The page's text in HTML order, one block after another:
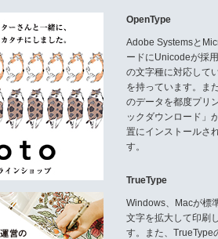
OpenType
Adobe Systemsと
ードにUnicodeが採
の文字種に対応して
を持っています。ま
のデータを都度プリ
ックダウンロード」
置にインストールさ
す。
TrueType
Windows、Macが標
文字を拡大して印刷
す。また、TrueType